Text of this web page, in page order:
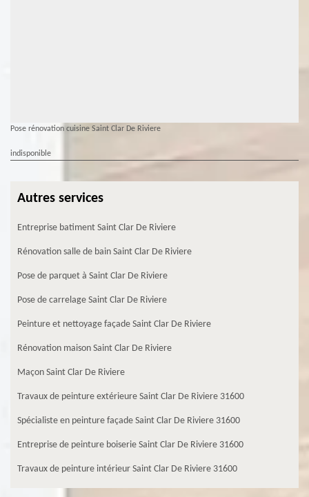
Pose rénovation cuisine Saint Clar De Riviere
indisponible
Autres services
Entreprise batiment Saint Clar De Riviere
Rénovation salle de bain Saint Clar De Riviere
Pose de parquet à Saint Clar De Riviere
Pose de carrelage Saint Clar De Riviere
Peinture et nettoyage façade Saint Clar De Riviere
Rénovation maison Saint Clar De Riviere
Maçon Saint Clar De Riviere
Travaux de peinture extérieure Saint Clar De Riviere 31600
Spécialiste en peinture façade Saint Clar De Riviere 31600
Entreprise de peinture boiserie Saint Clar De Riviere 31600
Travaux de peinture intérieur Saint Clar De Riviere 31600